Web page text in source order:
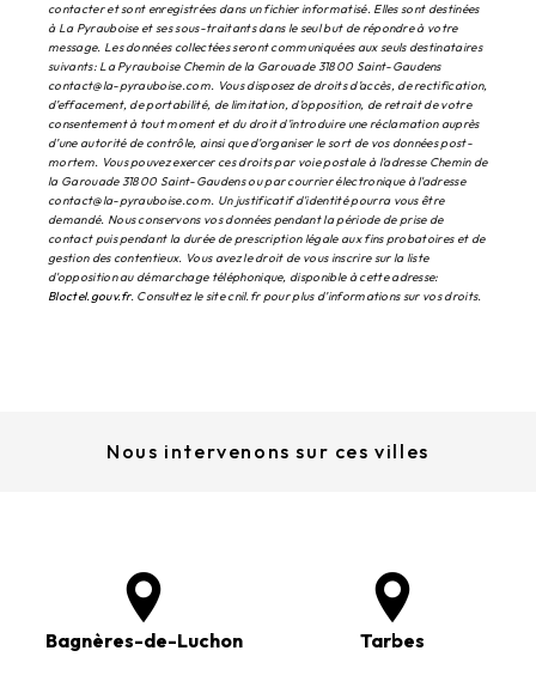
contacter et sont enregistrées dans un fichier informatisé. Elles sont destinées
à La Pyrauboise et ses sous-traitants dans le seul but de répondre à votre
message. Les données collectées seront communiquées aux seuls destinataires
suivants: La Pyrauboise Chemin de la Garouade 31800 Saint-Gaudens
contact@la-pyrauboise.com. Vous disposez de droits d’accès, de rectification,
d’effacement, de portabilité, de limitation, d’opposition, de retrait de votre
consentement à tout moment et du droit d’introduire une réclamation auprès
d’une autorité de contrôle, ainsi que d’organiser le sort de vos données post-
mortem. Vous pouvez exercer ces droits par voie postale à l'adresse Chemin de
la Garouade 31800 Saint-Gaudens ou par courrier électronique à l'adresse
contact@la-pyrauboise.com. Un justificatif d'identité pourra vous être
demandé. Nous conservons vos données pendant la période de prise de
contact puis pendant la durée de prescription légale aux fins probatoires et de
gestion des contentieux. Vous avez le droit de vous inscrire sur la liste
d'opposition au démarchage téléphonique, disponible à cette adresse:
Bloctel.gouv.fr. Consultez le site cnil.fr pour plus d’informations sur vos droits.
Nous intervenons sur ces villes
Bagnères-de-Luchon Tarbes